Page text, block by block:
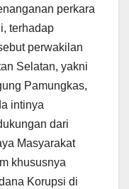
perkara
terhadap
perwakilan
Selatan, yakni
Pamungkas,
intinya
dari
Masyarakat
khususnya
Korupsi di